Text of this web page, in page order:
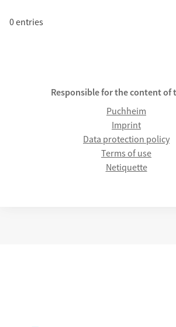
0 entries
Responsible for the content of
Puchheim
Imprint
Data protection policy
Terms of use
Netiquette